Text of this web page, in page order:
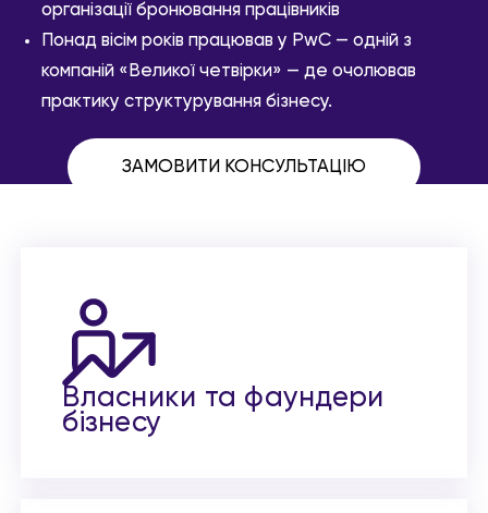
організації бронювання працівників
Понад вісім років працював у PwC — одній з
компаній «Великої четвірки» — де очолював
практику структурування бізнесу.
ЗАМОВИТИ КОНСУЛЬТАЦІЮ
Власники та фаундери
бізнесу